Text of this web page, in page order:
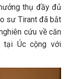
thụ đầy đủ
sư Tirant đã bắt
cứu về căn
tại Úc cộng với